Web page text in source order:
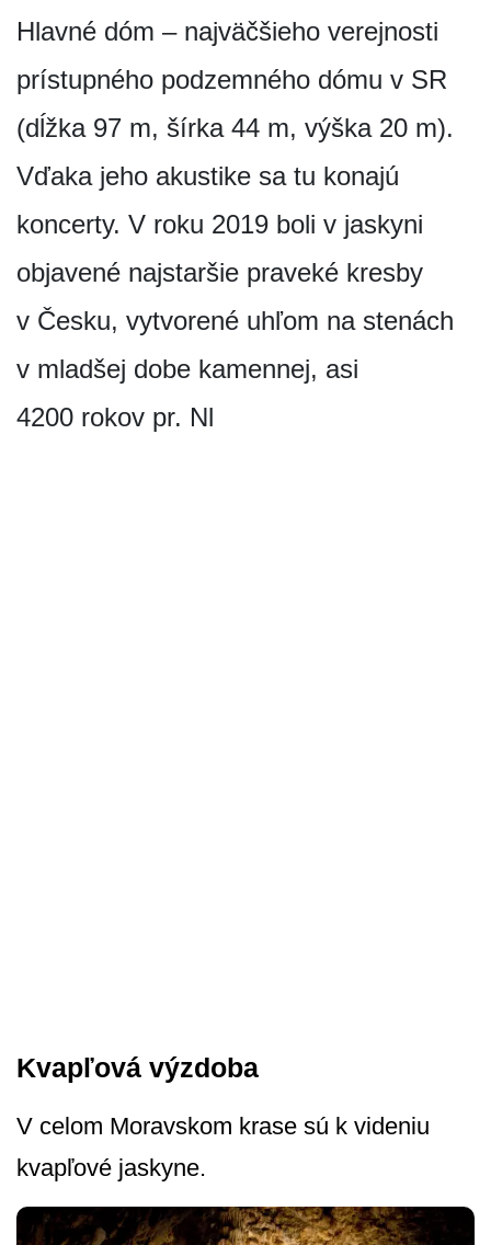
Hlavné dóm – najväčšieho verejnosti
prístupného podzemného dómu v SR
(dĺžka 97 m, šírka 44 m, výška 20 m).
Vďaka jeho akustike sa tu konajú
koncerty. V roku 2019 boli v jaskyni
objavené najstaršie praveké kresby
v Česku, vytvorené uhľom na stenách
v mladšej dobe kamennej, asi
4200 rokov pr. Nl
Kvapľová výzdoba
V celom Moravskom krase sú k videniu
kvapľové jaskyne.